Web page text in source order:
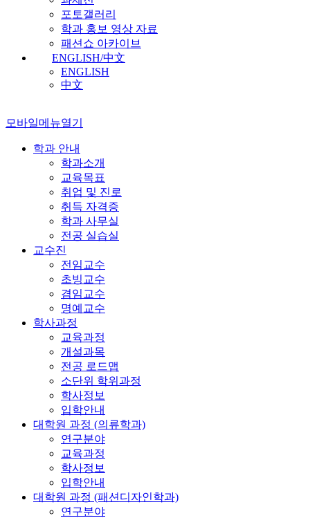
포토갤러리
학과 홍보 영상 자료
패션쇼 아카이브
ENGLISH/中文
ENGLISH
中文
모바일메뉴열기
학과 안내
학과소개
교육목표
취업 및 진로
취득 자격증
학과 사무실
전공 실습실
교수진
전임교수
초빙교수
겸임교수
명예교수
학사과정
교육과정
개설과목
전공 로드맵
소단위 학위과정
학사정보
입학안내
대학원 과정 (의류학과)
연구분야
교육과정
학사정보
입학안내
대학원 과정 (패션디자인학과)
연구분야